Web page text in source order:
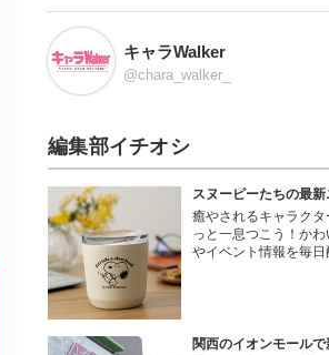
キャラWalker
@chara_walker_
編集部イチオシ
スヌーピーたちの最新
癒やされるキャラク
っと一息つこう！か
やイベント情報を毎日
関西のイオンモールで